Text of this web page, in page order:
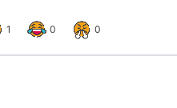
1 0 0